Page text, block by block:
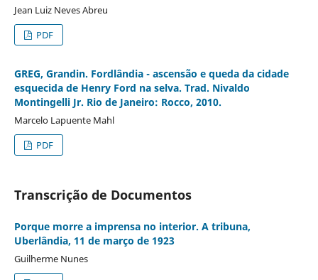
Jean Luiz Neves Abreu
PDF
GREG, Grandin. Fordlândia - ascensão e queda da cidade
esquecida de Henry Ford na selva. Trad. Nivaldo
Montingelli Jr. Rio de Janeiro: Rocco, 2010.
Marcelo Lapuente Mahl
PDF
Transcrição de Documentos
Porque morre a imprensa no interior. A tribuna,
Uberlândia, 11 de março de 1923
Guilherme Nunes